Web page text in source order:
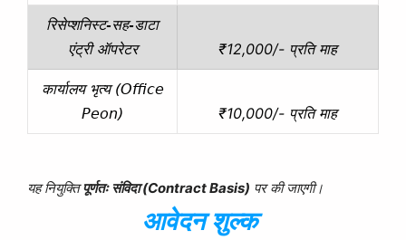
रिसेप्शनिस्ट-सह-डाटा
एंट्री ऑपरेटर
₹12,000/- प्रति माह
कार्यालय भृत्य (Office
Peon)
₹10,000/- प्रति माह
यह नियुक्तिपूर्णतः संविदा (Contract Basis) पर की जाएगी।
आवेदन शुल्क